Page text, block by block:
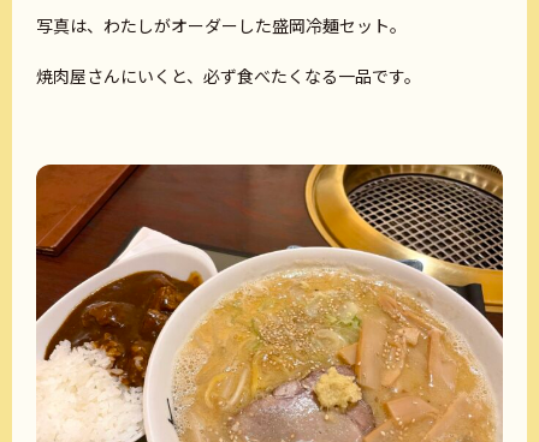
写真は、わたしがオーダーした盛岡冷麺セット。
焼肉屋さんにいくと、必ず食べたくなる一品です。